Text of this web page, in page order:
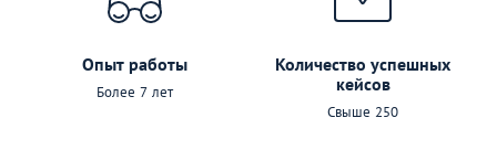
Опыт работы
Более 7 лет
Количество успешных
кейсов
Свыше 250